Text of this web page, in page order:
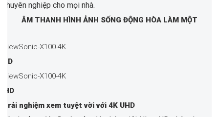
chuyên nghiệp cho mọi nhà.
ÂM THANH HÌNH ẢNH SỐNG ĐỘNG HÒA LÀM MỘT
HD
Trải nghiệm xem tuyệt vời với 4K UHD